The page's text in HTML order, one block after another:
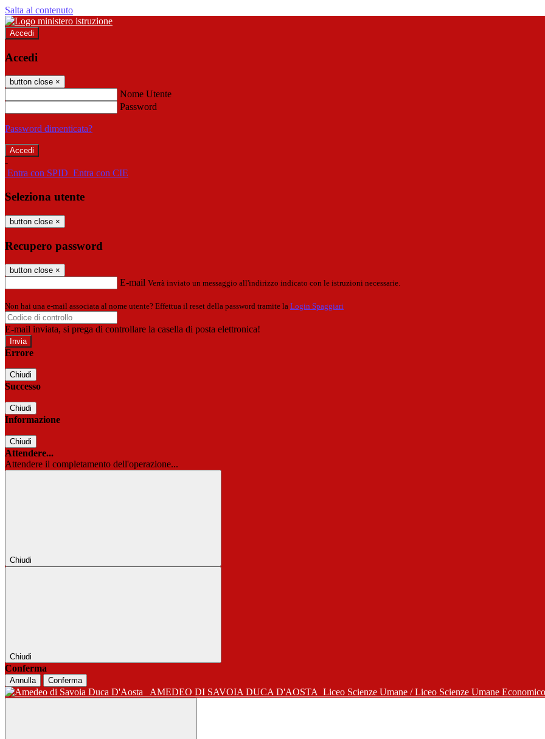
Salta al contenuto
Accedi
Accedi
button close ×
Nome Utente
Password
Password dimenticata?
-
Entra con SPID Entra con CIE
Seleziona utente
button close ×
Recupero password
button close ×
E-mail Verrà inviato un messaggio all'indirizzo indicato con le istruzioni necessarie.
Non hai una e-mail associata al nome utente? Effettua il reset della password tramite la Login Spaggiari
E-mail inviata, si prega di controllare la casella di posta elettronica!
Errore
Chiudi
Successo
Chiudi
Informazione
Chiudi
Attendere...
Attendere il completamento dell'operazione...
Chiudi
Chiudi
Conferma
Annulla Conferma
AMEDEO DI SAVOIA DUCA D'AOSTA Liceo Scienze Umane / Liceo Scienze Umane